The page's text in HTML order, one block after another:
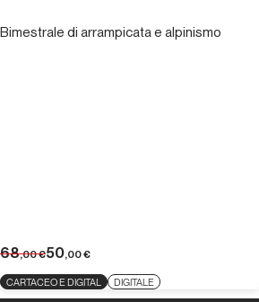
Bimestrale di arrampicata e alpinismo
68,00€50,00€
CARTACEO E DIGITAL DIGITALE